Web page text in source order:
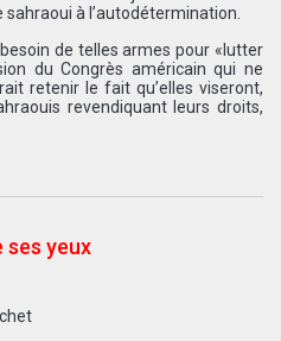
à l’autodétermination.
de telles armes pour «lutter
du Congrès américain qui ne
retenir le fait qu’elles viseront,
revendiquant leurs droits,
ses yeux